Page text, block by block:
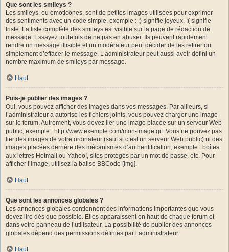
Que sont les smileys ?
Les smileys, ou émoticônes, sont de petites images utilisées pour exprimer
des sentiments avec un code simple, exemple : :) signifie joyeux, :( signifie
triste. La liste complète des smileys est visible sur la page de rédaction de
message. Essayez toutefois de ne pas en abuser. Ils peuvent rapidement
rendre un message illisible et un modérateur peut décider de les retirer ou
simplement d’effacer le message. L’administrateur peut aussi avoir défini un
nombre maximum de smileys par message.
Haut
Puis-je publier des images ?
Oui, vous pouvez afficher des images dans vos messages. Par ailleurs, si
l’administrateur a autorisé les fichiers joints, vous pouvez charger une image
sur le forum. Autrement, vous devez lier une image placée sur un serveur Web
public, exemple : http://www.exemple.com/mon-image.gif. Vous ne pouvez pas
lier des images de votre ordinateur (sauf si c’est un serveur Web public) ni des
images placées derrière des mécanismes d’authentification, exemple : boîtes
aux lettres Hotmail ou Yahoo!, sites protégés par un mot de passe, etc. Pour
afficher l’image, utilisez la balise BBCode [img].
Haut
Que sont les annonces globales ?
Les annonces globales contiennent des informations importantes que vous
devez lire dès que possible. Elles apparaissent en haut de chaque forum et
dans votre panneau de l’utilisateur. La possibilité de publier des annonces
globales dépend des permissions définies par l’administrateur.
Haut